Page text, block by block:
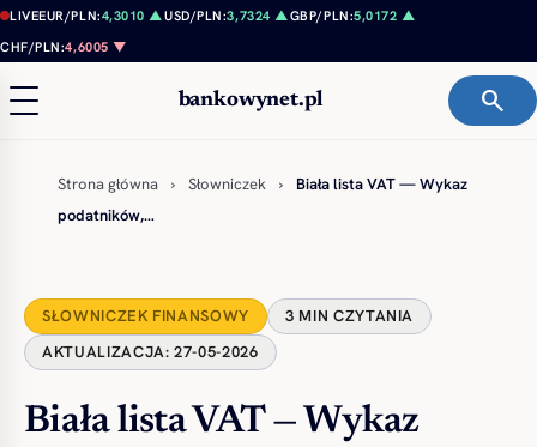
Przejdź do treści
LIVEEUR/PLN:4,3010 ▲USD/PLN:3,7324 ▲GBP/PLN:5,0172 ▲
CHF/PLN:4,6005 ▼
bankowynet.pl search
Strona główna › Słowniczek ›
Biała lista VAT — Wykaz
podatników,…
SŁOWNICZEK FINANSOWY
3 MIN CZYTANIA
AKTUALIZACJA: 27-05-2026
Biała lista VAT — Wykaz